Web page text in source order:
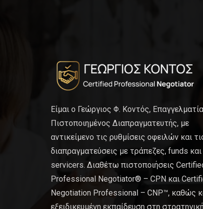
Είμαι ο Γεώργιος Φ. Κοντός,
Πιστοποιημένος Διαπραγματευτής, με
αντικείμενο τις ρυθμίσεις οφειλών και
διαπραγματεύσεις με τράπεζες, funds και
servicers. Διαθέτω πιστοποιήσεις
Professional Negotiator® – CPN και
Negotiation Professional – CNP™, καθώς
εξειδικευμένη εκπαίδευση στη